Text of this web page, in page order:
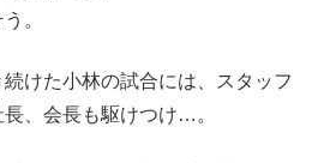
。
けた小林の試合には、スタッフ
、会長も駆けつけ…。